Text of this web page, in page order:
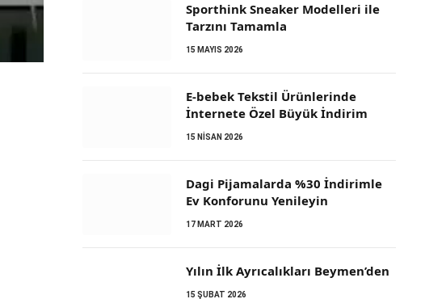
Sporthink Sneaker Modelleri ile
Tarzını Tamamla
15 MAYIS 2026
E-bebek Tekstil Ürünlerinde
İnternete Özel Büyük İndirim
15 NISAN 2026
Dagi Pijamalarda %30 İndirimle
Ev Konforunu Yenileyin
17 MART 2026
Yılın İlk Ayrıcalıkları Beymen’den
15 ŞUBAT 2026